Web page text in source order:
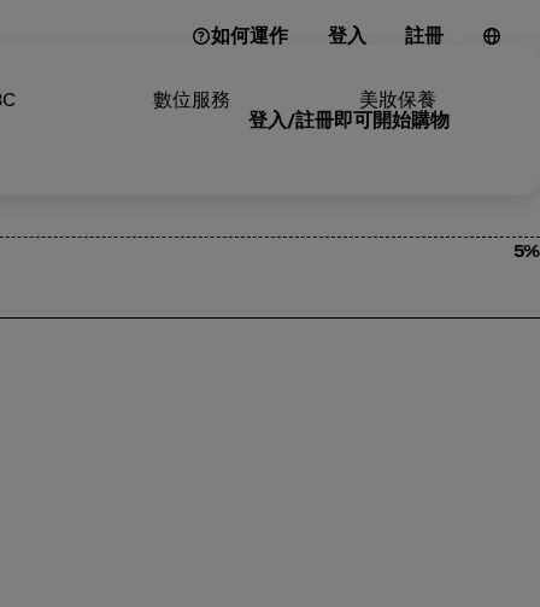
如何運作 登入 註冊
數位服務
美妝保養
登入/註冊即可開始購物
5%